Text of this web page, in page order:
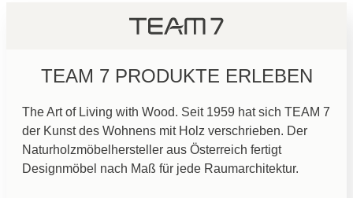
TEAM 7 PRODUKTE ERLEBEN
The Art of Living with Wood. Seit 1959 hat sich TEAM 7
der Kunst des Wohnens mit Holz verschrieben. Der
Naturholzmöbelhersteller aus Österreich fertigt
Designmöbel nach Maß für jede Raumarchitektur.